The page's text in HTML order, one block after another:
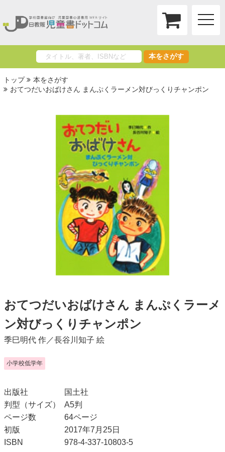
toggle
本をさがす
トップ
本をさがす
おてつだいおばけさん まんぷくラーメン対びっくりチャンポン
おてつだいおばけさん まんぷくラーメ
ン対びっくりチャンポン
季巳明代 作／長谷川知子 絵
小学校低学年
出版社
国土社
判型（サイズ）
A5判
ページ数
64ページ
初版
2017年7月25日
ISBN
978-4-337-10803-5